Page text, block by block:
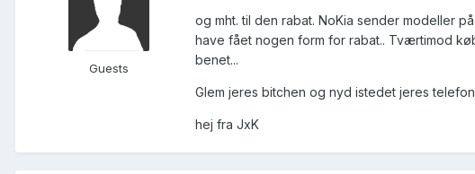
Guests
og mht. til den rabat. NoKia sender modeller
have fået nogen form for rabat.. Tværtimod
benet...
Glem jeres bitchen og nyd istedet jeres
hej fra JxK